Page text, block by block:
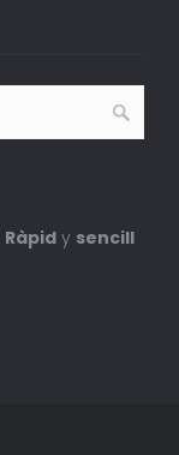
Ràpidy sencill